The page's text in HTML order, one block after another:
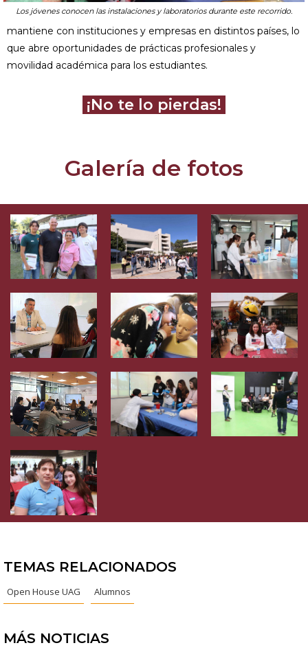
Los jóvenes conocen las instalaciones y laboratorios durante este recorrido.
mantiene con instituciones y empresas en distintos países, lo
que abre oportunidades de prácticas profesionales y
movilidad académica para los estudiantes.
¡No te lo pierdas!
Galería de fotos
TEMAS RELACIONADOS
Open House UAG Alumnos
MÁS NOTICIAS